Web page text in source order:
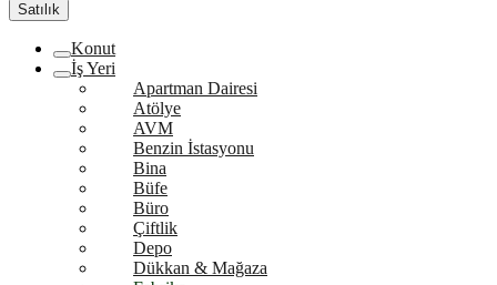
Satılık
Konut
İş Yeri
Apartman Dairesi
Atölye
AVM
Benzin İstasyonu
Bina
Büfe
Büro
Çiftlik
Depo
Dükkan & Mağaza